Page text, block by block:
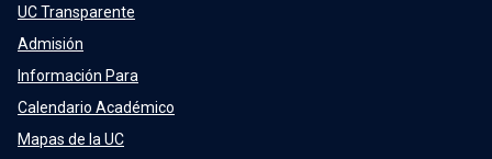
UC Transparente
Admisión
Información Para
Calendario Académico
Mapas de la UC